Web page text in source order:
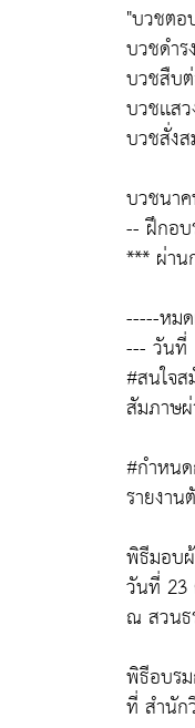
"บวชตอ
บวชดำ
บวชสืบ
บวชเเส
บวชสั่งส
บวชนา
-- ฝึกอบ
*** ผ่าน
-----หม
--- วันที่
#สนใจ
สัมภาษ
#กำหน
รายงา
พิธีมอบผ้
วันที่ 23
ณ สวนธ
พิธีอบร
ที่ สำนัก